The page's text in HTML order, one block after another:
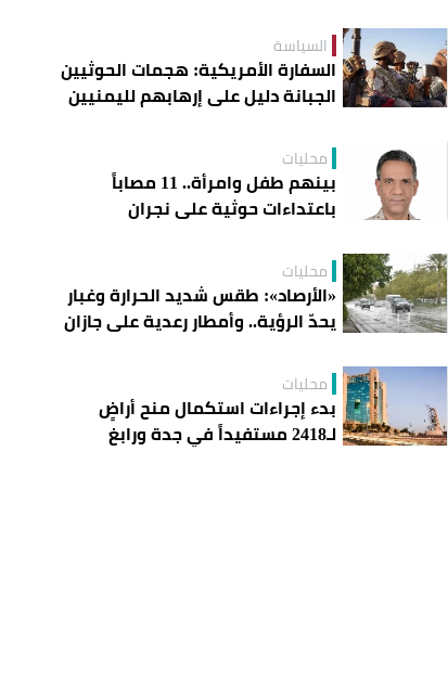
السياسة
السفارة الأمريكية: هجمات الحوثيين
الجبانة دليل على إرهابهم لليمنيين
محليات
بينهم طفل وامرأة.. 11 مصاباً
باعتداءات حوثية على نجران
محليات
«الأرصاد»: طقس شديد الحرارة وغبار
يحدّ الرؤية.. وأمطار رعدية على جازان
محليات
بدء إجراءات استكمال منح أراضٍ
لـ2418 مستفيداً في جدة ورابغ